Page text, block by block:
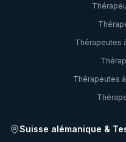
Thérapeutes
Thérapeutes à
Suisse alémanique &